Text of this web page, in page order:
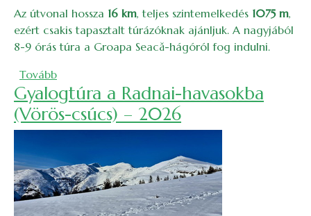
Az útvonal hossza 16 km, teljes szintemelkedés 1075 m,
ezért csakis tapasztalt túrázóknak ajánljuk. A nagyjából
8-9 órás túra a Groapa Seacă-hágóról fog indulni.
Tovább(Gyalogtúra a Páring-hegységbe – 2026)
Gyalogtúra a Radnai-havasokba
(Vörös-csúcs) – 2026